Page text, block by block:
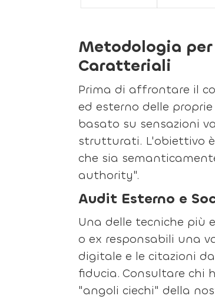
Metodologia
Caratteriali
Prima di affrontare il
ed esterno delle
basato su sensazioni
strutturati. L'obiettivo
che sia
authority".
Audit Esterno e
Una delle tecniche più
o ex responsabili una
digitale e le citazioni
fiducia. Consultare chi
"angoli ciechi" della